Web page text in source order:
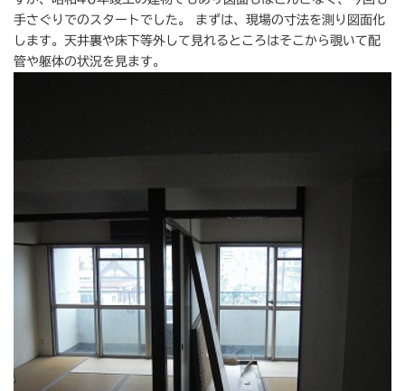
手さぐりでのスタートでした。 まずは、現場の寸法を測り図面化
します。天井裏や床下等外して見れるところはそこから覗いて配
管や躯体の状況を見ます。